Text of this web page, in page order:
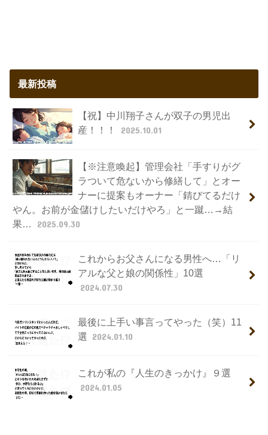
最新投稿
【祝】中川翔子さんが双子の男児出
産！！！
2025.10.01
【※注意喚起】管理会社「手すりがグ
ラついて危ないから修繕して」とオー
ナーに提案もオーナー「錆びてるだけ
やん。お前が金儲けしたいだけやろ」と一蹴…→結
果…
2025.09.30
これからお父さんになる男性へ…「リ
アルな父と娘の関係性」10選
2024.07.30
最後に上手い事言ってやった（笑）11
選 2024.01.10
これが私の『人生のきっかけ』９選
2024.01.05